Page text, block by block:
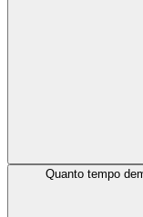
Quanto tempo